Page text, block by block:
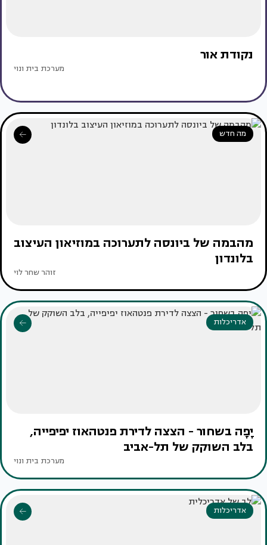
נקודת אור
מערכת בית ונוי
מה חדש
מהבמה של ביונסה לתערוכה במוזיאון העיצוב
בלונדון
זוהר שחר לוי
אדריכלות
יָפָה בשחור - הצצה לדירת פנטהאוז יפיפייה,
בלב השוקק של תל-אביב
מערכת בית ונוי
אדריכלות